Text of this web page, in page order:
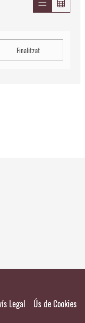
Finalitzat
Legal Ús de Cookies